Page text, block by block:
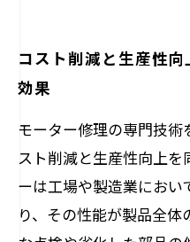
コスト削減と生産性
効果
モーター修理の専門技術
スト削減と生産性向上を
ーは工場や製造業におい
り、その性能が製品全